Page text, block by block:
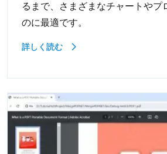
るまで、さまざまなチャートやプ
のに最適です。
詳しく読む